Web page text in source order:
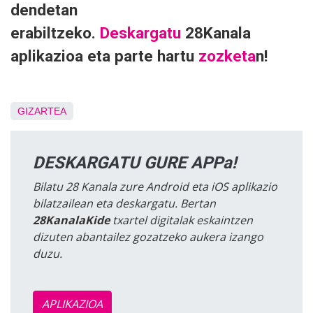
dendetan
erabiltzeko. Deskargatu 28Kanala
aplikazioa eta parte hartu zozketan!
GIZARTEA
DESKARGATU GURE APPa!
Bilatu 28 Kanala zure Android eta iOS aplikazio
bilatzailean eta deskargatu. Bertan
28KanalaKidetxartel digitalak eskaintzen
dizuten abantailez gozatzeko aukera izango
duzu.
APLIKAZIOA